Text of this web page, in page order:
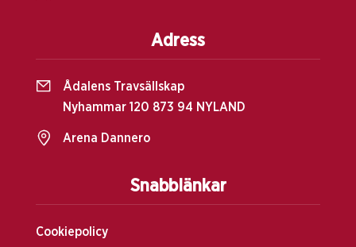
Snabblänkar
Cookiepolicy
Adress
Ådalens Travsällskap
Nyhammar 120 873 94 NYLAND
Arena Dannero